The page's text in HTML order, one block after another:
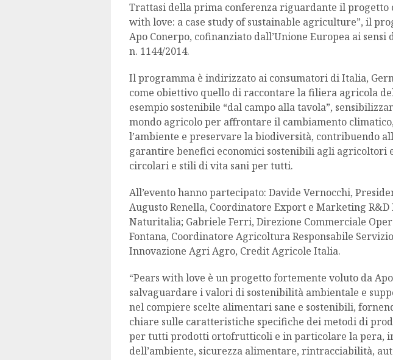
Trattasi della prima conferenza riguardante il progetto
with love: a case study of sustainable agriculture”, il
Apo Conerpo, cofinanziato dall’Unione Europea ai sensi
n. 1144/2014.
Il programma è indirizzato ai consumatori di Italia,
come obiettivo quello di raccontare la filiera agricola
esempio sostenibile “dal campo alla tavola”,
mondo agricolo per affrontare il cambiamento
l’ambiente e preservare la biodiversità, contribuendo
garantire benefici economici sostenibili agli agricoltori
circolari e stili di vita sani per tutti.
All’evento hanno partecipato: Davide Vernocchi,
Augusto Renella, Coordinatore Export e Marketing
Naturitalia; Gabriele Ferri, Direzione Commerciale
Fontana, Coordinatore Agricoltura Responsabile
Innovazione Agri Agro, Credit Agricole Italia.
“Pears with love è un progetto fortemente voluto da
salvaguardare i valori di sostenibilità ambientale e
nel compiere scelte alimentari sane e sostenibili,
chiare sulle caratteristiche specifiche dei metodi di
per tutti prodotti ortofrutticoli e in particolare la pera,
dell’ambiente, sicurezza alimentare, rintracciabilità,